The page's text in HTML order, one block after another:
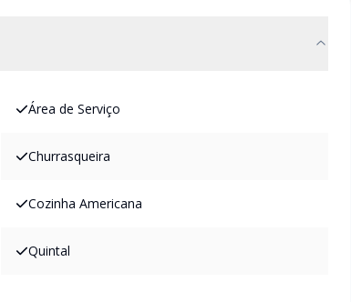
Área de Serviço
Churrasqueira
Cozinha Americana
Quintal